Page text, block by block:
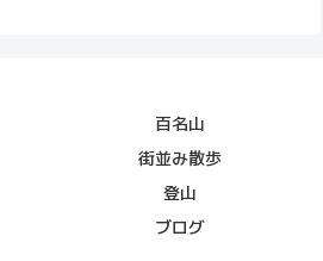
百名山
街並み散歩
登山
ブログ